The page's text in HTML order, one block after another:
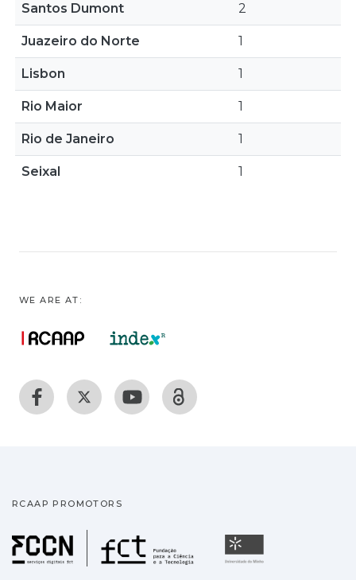
Santos Dumont 2
Juazeiro do Norte 1
Lisbon 1
Rio Maior 1
Rio de Janeiro 1
Seixal 1
WE ARE AT:
RCAAP PROMOTORS
Fundação para a